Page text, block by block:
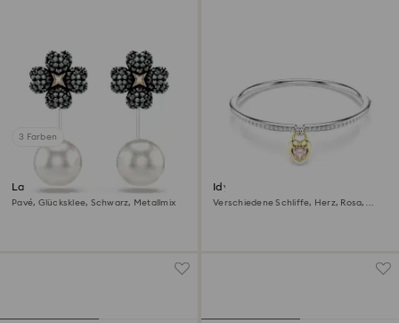
3 Farben
Latisha Ohrringe
Pavé, Glücksklee, Schwarz, Metallmix
Idyllia Armreif
Verschiedene Schliffe, Herz, Rosa,